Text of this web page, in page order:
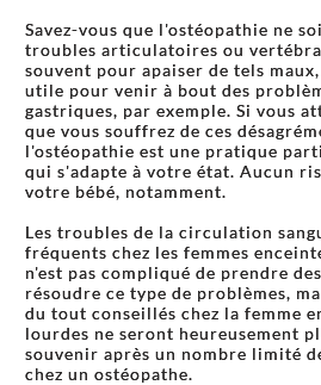
Savez-vous que l'ostéopathie ne
troubles articulatoires ou
souvent pour apaiser de tels
utile pour venir à bout des
gastriques, par exemple. Si vous
que vous souffrez de ces
l'ostéopathie est une pratique
qui s'adapte à votre état. Aucun
votre bébé, notamment.
Les troubles de la circulation
fréquents chez les femmes
n'est pas compliqué de prendre
résoudre ce type de problèmes,
du tout conseillés chez la femme
lourdes ne seront heureusement
souvenir après un nombre limité
chez un ostéopathe.